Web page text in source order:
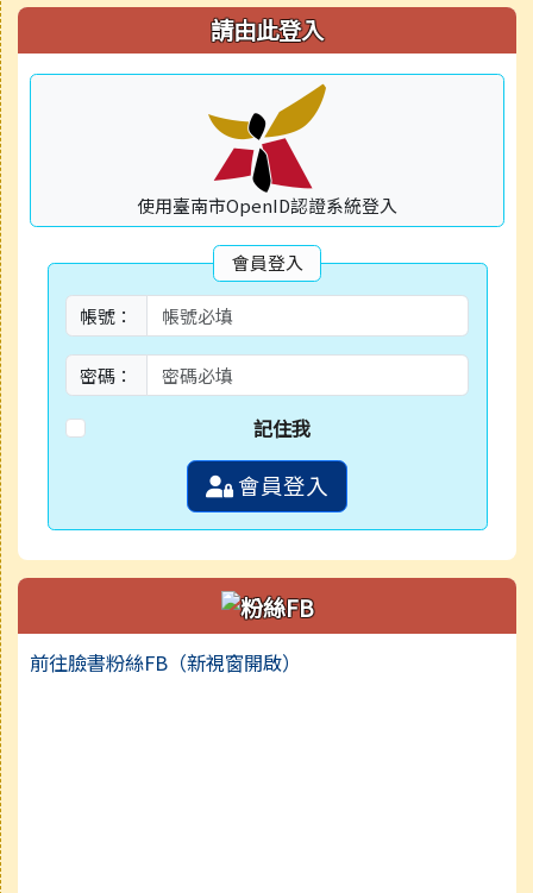
右邊區域內容 請由此登入
使用臺南市OpenID認證系統登入
會員登入
帳號：
密碼：
記住我
會員登入
前往臉書粉絲FB（新視窗開啟）